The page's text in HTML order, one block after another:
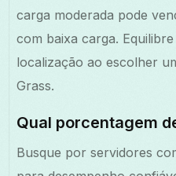
carga moderada pode
com baixa carga.
localização ao escolher
Grass.
Qual porcentagem
Busque por servidores